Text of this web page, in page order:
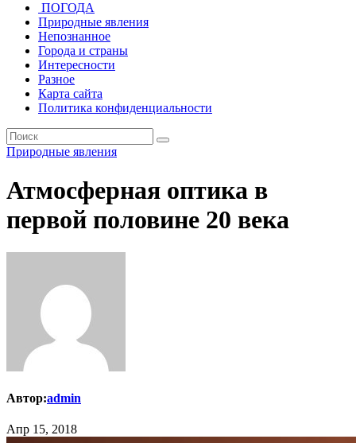
ПОГОДА
Природные явления
Непознанное
Города и страны
Интересности
Разное
Карта сайта
Политика конфиденциальности
Природные явления
Атмосферная оптика в
первой половине 20 века
Автор:admin
Апр 15, 2018